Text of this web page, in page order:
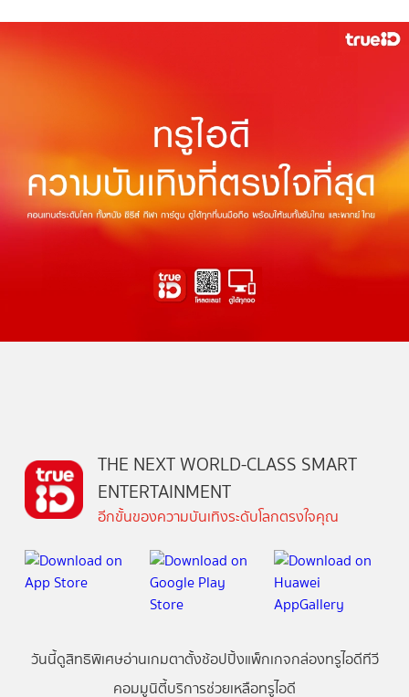
THE NEXT WORLD-CLASS SMART
ENTERTAINMENT
อีกขั้นของความบันเทิงระดับโลกตรงใจคุณ
วันนี้ดูสิทธิพิเศษอ่านเกมตาตั้งช้อปปิ้งแพ็กเกจกล่องทรูไอดีทีวี
คอมมูนิตี้บริการช่วยเหลือทรูไอดี